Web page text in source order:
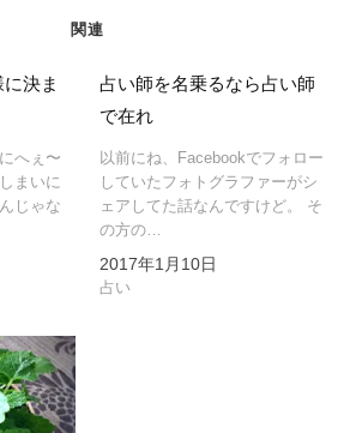
関連
決ま
へぇ〜
まいに
じゃな
占い師を名乗るなら占い師
で在れ
以前にね、Facebookでフォロー
していたフォトグラファーがシ
ェアしてた話なんですけど。 そ
の方の…
2017年1月10日
占い